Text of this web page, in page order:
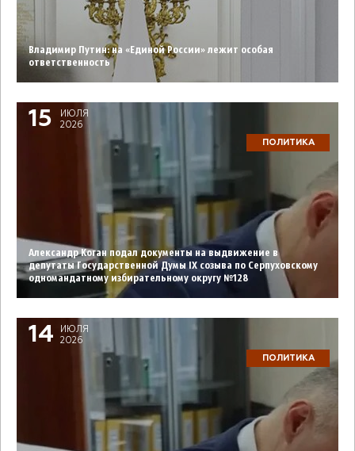
Владимир Путин: на «Единой России» лежит особая
ответственность
15
ИЮЛЯ
2026
ПОЛИТИКА
Александр Коган подал документы на выдвижение в
депутаты Государственной Думы IX созыва по Серпуховскому
одномандатному избирательному округу №128
14
ИЮЛЯ
2026
ПОЛИТИКА